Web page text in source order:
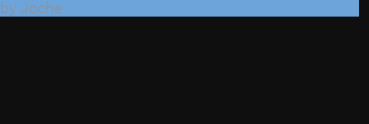
by Joche